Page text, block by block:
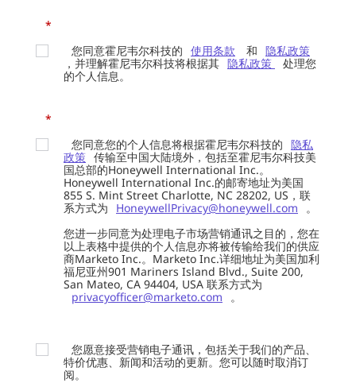
*
您同意霍尼韦尔科技的 使用条款 和 隐私政策
，并理解霍尼韦尔科技将根据其 隐私政策
处理您
的个人信息。
*
您同意您的个人信息将根据霍尼韦尔科技的 隐私
政策 传输至中国大陆境外，包括至霍尼韦尔科技美
国总部的Honeywell International Inc.。
Honeywell International Inc.的邮寄地址为美国
855 S. Mint Street Charlotte, NC 28202, US，联
系方式为
HoneywellPrivacy@honeywell.com
。
您进一步同意为处理电子市场营销通讯之目的，您在
以上表格中提供的个人信息亦将被传输给我们的供应
商Marketo Inc.。Marketo Inc.详细地址为美国加利
福尼亚州901 Mariners Island Blvd., Suite 200,
San Mateo, CA 94404, USA 联系方式为
privacyofficer@marketo.com
。
您愿意接受营销电子通讯，包括关于我们的产品、
特价优惠、新闻和活动的更新。您可以随时取消订
阅。